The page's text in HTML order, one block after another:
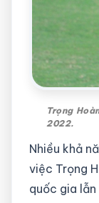
Trọng
2022.
Nhiều khả
việc Trọng
quốc gia lẫn